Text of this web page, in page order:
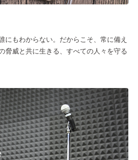
にもわからない。だからこそ、常に備え
脅威と共に生きる、すべての人々を守る